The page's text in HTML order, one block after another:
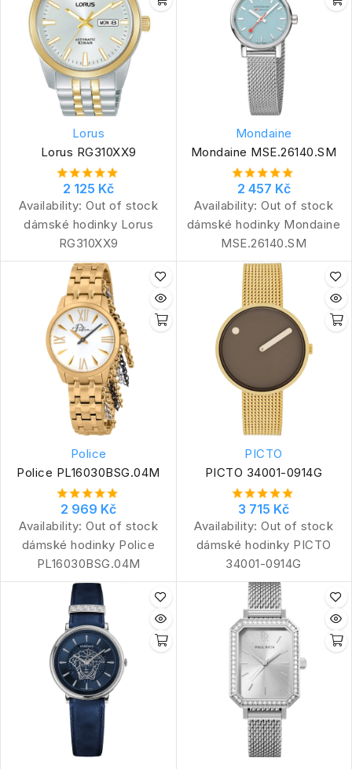
Lorus
Lorus RG310XX9
2 125 Kč
Availability: Out of stock
dámské hodinky Lorus
RG310XX9
Mondaine
Mondaine MSE.26140.SM
2 457 Kč
Availability: Out of stock
dámské hodinky Mondaine
MSE.26140.SM
Police
Police PL16030BSG.04M
2 969 Kč
Availability: Out of stock
dámské hodinky Police
PL16030BSG.04M
PICTO
PICTO 34001-0914G
3 715 Kč
Availability: Out of stock
dámské hodinky PICTO
34001-0914G